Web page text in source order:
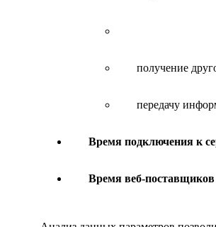
получение
передачу
Время подключения к
Время веб-поставщиков